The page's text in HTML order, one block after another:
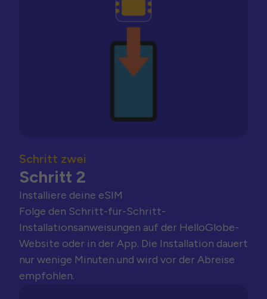
Schritt zwei
Schritt 2
Installiere deine eSIM
Folge den Schritt-für-Schritt-
Installationsanweisungen auf der HelloGlobe-
Website oder in der App. Die Installation dauert
nur wenige Minuten und wird vor der Abreise
empfohlen.